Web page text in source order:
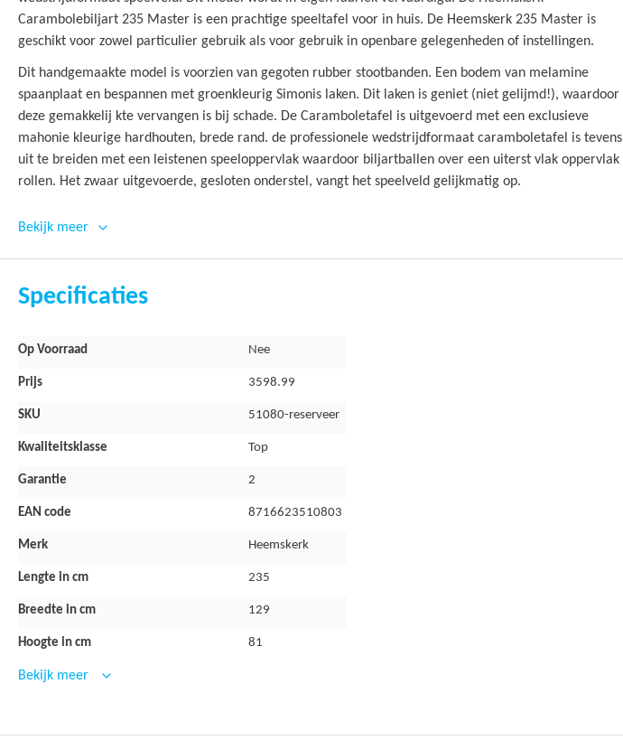
Carambolebiljart 235 Master is een prachtige speeltafel voor in huis. De Heemskerk 235 Master is
geschikt voor zowel particulier gebruik als voor gebruik in openbare gelegenheden of instellingen.
Dit handgemaakte model is voorzien van gegoten rubber stootbanden. Een bodem van melamine
spaanplaat en bespannen met groenkleurig Simonis laken. Dit laken is geniet (niet gelijmd!), waardoor
deze gemakkelij kte vervangen is bij schade. De Caramboletafel is uitgevoerd met een exclusieve
mahonie kleurige hardhouten, brede rand. de professionele wedstrijdformaat caramboletafel is tevens
uit te breiden met een leistenen speeloppervlak waardoor biljartballen over een uiterst vlak oppervlak
rollen. Het zwaar uitgevoerde, gesloten onderstel, vangt het speelveld gelijkmatig op.
Aramith caramboleballen (57,2 mm), 1 biljartteller Basic (voor 3 personen) en 1 biljartkrijtje (Master
Blauw) geleverd.
Kenmerken van de Carambolebiljart 235 Master 8ft
Afmeting speeltafel 235x129x81 cm
Afmeting speelveld 200x100 cm
Gewicht van 125 kg (met leistenen speelveld 350 kg)
Geschikt voor intensief gebruik
Spaanplaat speelveld
Voorzien van vervangbaar Simonis laken
Inclusief 2 keuen, biljartballen, krijt en biljartteller
2 jaar garantie
Bekijk meer
Specificaties
Meer
Op Voorraad Nee
Prijs 3598.99
SKU 51080-reserveer
Kwaliteitsklasse Top
Garantie 2
EAN code 8716623510803
Merk Heemskerk
Lengte in cm 235
Breedte in cm 129
Hoogte in cm 81
Bekijk meer